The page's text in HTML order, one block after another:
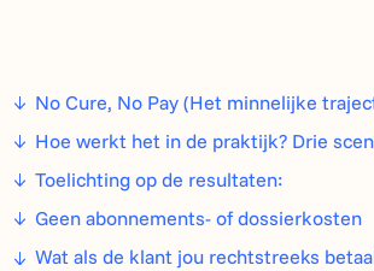
No Cure, No Pay (Het minnelijke
Hoe werkt het in de praktijk? Drie
Toelichting op de resultaten:
Geen abonnements- of dossierkosten
Wat als de klant jou rechtstreeks